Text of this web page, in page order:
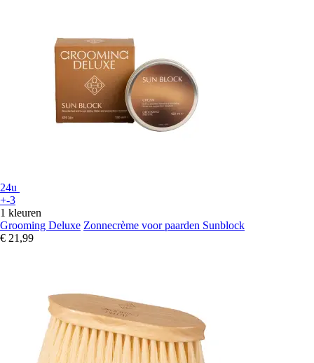
24u
+-3
1 kleuren
Grooming Deluxe Zonnecrème voor paarden Sunblock
€ 21,99